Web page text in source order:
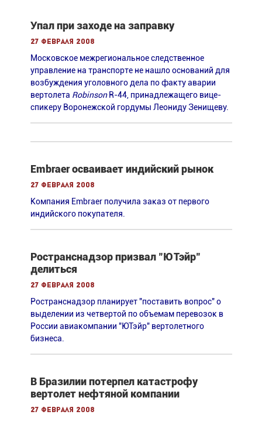
Упал при заходе на заправку
27 февраля 2008
Московское межрегиональное следственное
управление на транспорте не нашло оснований для
возбуждения уголовного дела по факту аварии
вертолета RobinsonR-44, принадлежащего вице-
спикеру Воронежской гордумы Леониду Зенищеву.
Embraer осваивает индийский рынок
27 февраля 2008
Компания Embraer получила заказ от первого
индийского покупателя.
Ространснадзор призвал "ЮТэйр"
делиться
27 февраля 2008
Ространснадзор планирует "поставить вопрос" о
выделении из четвертой по объемам перевозок в
России авиакомпании "ЮТэйр" вертолетного
бизнеса.
В Бразилии потерпел катастрофу
вертолет нефтяной компании
27 февраля 2008